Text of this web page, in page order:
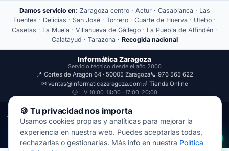
Damos servicio en: Zaragoza centro · Actur · Casablanca · Las
Fuentes · Delicias · San José · Torrero · Cuarte de Huerva · Utebo ·
Casetas · La Muela · Villanueva de Gállego · La Puebla de Alfindén ·
Calatayud · Tarazona · Recogida nacional
Informática Zaragoza
Servicio técnico desde el año 2000
📍 Cortes de Aragón 64 · 50005 Zaragoza📞 976 565 622
✉ ventas@informaticazaragoza.com🛒 Tienda Online
🕒 L-V 10:00-14:00 · 17:00-20:00
Aviso Legal
Política de Privacidad
© 2000-2026 · Javal Informática S.L. · Tienda Informática Zaragoza
· Reparación de Ordenadores, Portátiles y Móviles.
🍪 Tu privacidad nos importa
Usamos cookies propias y analíticas para mejorar la
experiencia en nuestra web. Puedes aceptarlas todas,
rechazarlas o gestionarlas. Más info en nuestra Política